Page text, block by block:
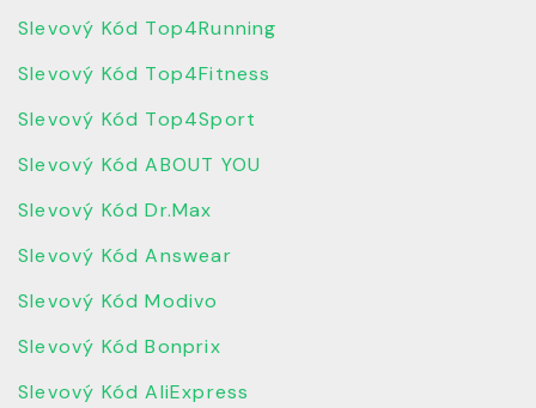
Slevový Kód Top4Running
Slevový Kód Top4Fitness
Slevový Kód Top4Sport
Slevový Kód ABOUT YOU
Slevový Kód Dr.Max
Slevový Kód Answear
Slevový Kód Modivo
Slevový Kód Bonprix
Slevový Kód AliExpress